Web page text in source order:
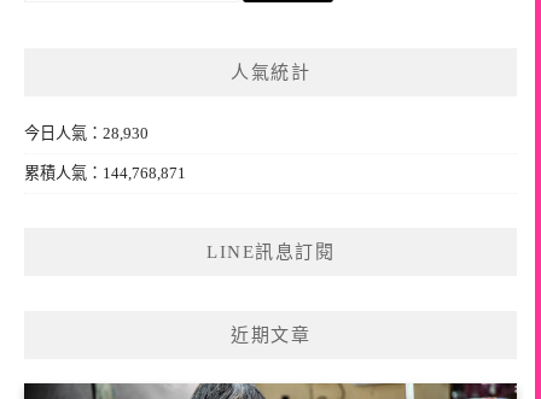
人氣統計
今日人氣：28,930
累積人氣：144,768,871
LINE訊息訂閱
近期文章